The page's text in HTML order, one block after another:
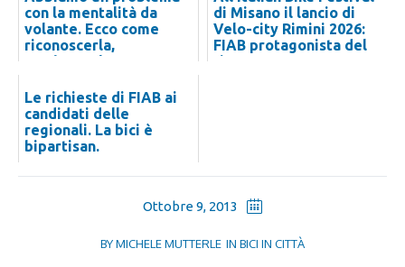
con la mentalità da
volante. Ecco come
riconoscerla,
combatterla e
di Misano il lancio di
Velo-city Rimini 2026:
FIAB protagonista del
ritorn...
Le richieste di FIAB ai
candidati delle
regionali. La bici è
bipartisan.
Ottobre 9, 2013
BYMICHELE MUTTERLE IN BICI IN CITTÀ